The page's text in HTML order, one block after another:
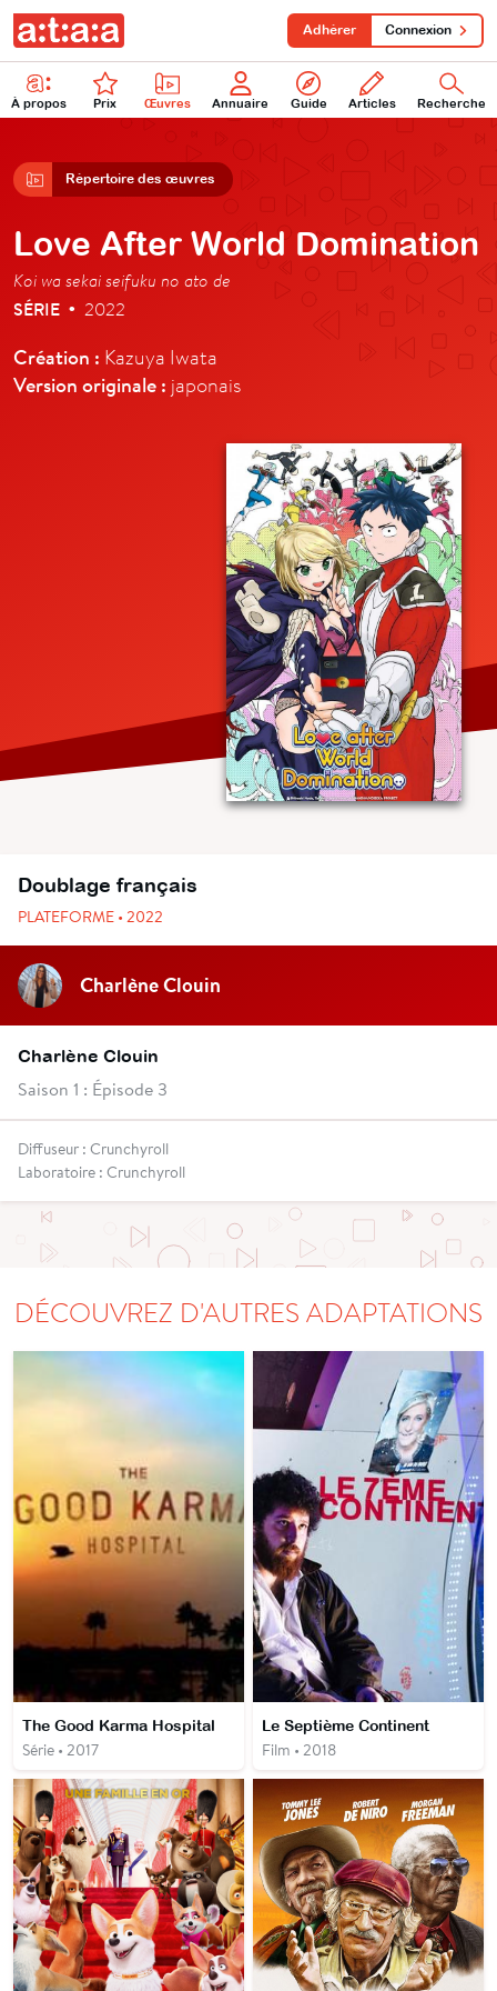
À propos Prix Œuvres Annuaire Guide Articles Recherche
Adhérer Connexion
Répertoire des œuvres
Love After World Domination
Koi wa sekai seifuku no ato de
SÉRIE • 2022
Création : Kazuya Iwata
Version originale : japonais
Doublage français
PLATEFORME • 2022
Charlène Clouin
Charlène Clouin
Saison 1 : Épisode 3
Diffuseur : Crunchyroll
Laboratoire : Crunchyroll
DÉCOUVREZ D'AUTRES ADAPTATIONS
The Good Karma Hospital
Série • 2017
Le Septième Continent
Film • 2018